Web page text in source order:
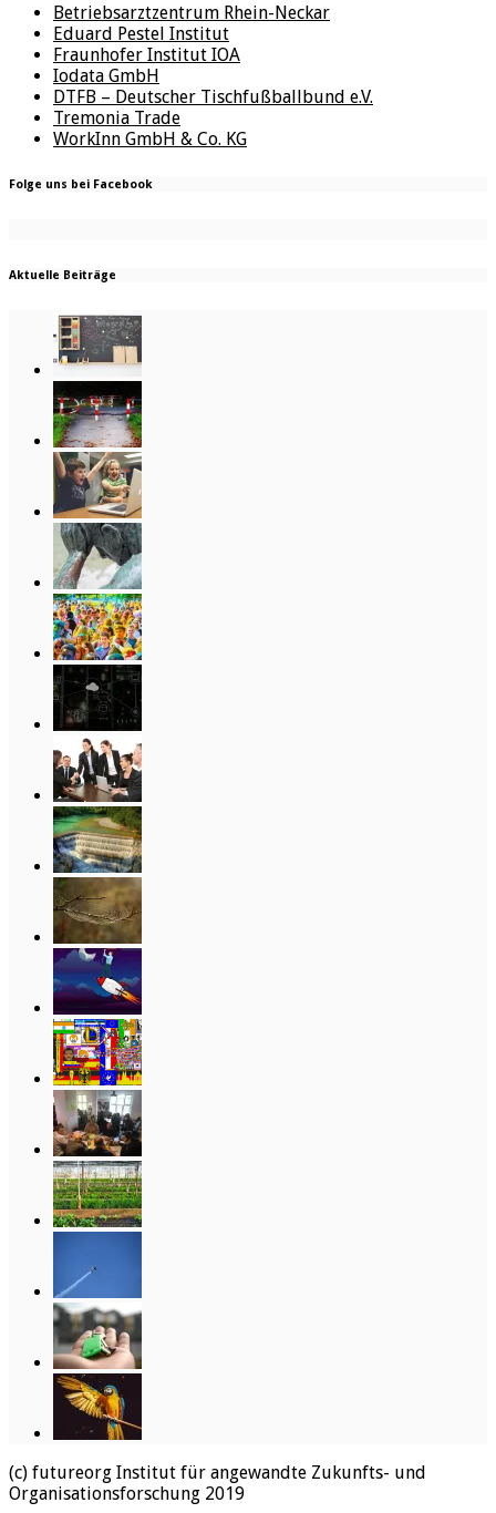
Betriebsarztzentrum Rhein-Neckar
Eduard Pestel Institut
Fraunhofer Institut IOA
Iodata GmbH
DTFB – Deutscher Tischfußballbund e.V.
Tremonia Trade
WorkInn GmbH & Co. KG
Folge uns bei Facebook
Aktuelle Beiträge
(c) futureorg Institut für angewandte Zukunfts- und
Organisationsforschung 2019